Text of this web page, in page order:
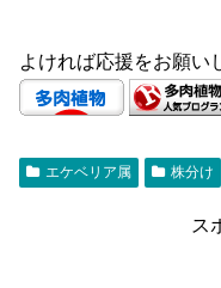
よければ応援をお願い
エケベリア属 株分け
ス